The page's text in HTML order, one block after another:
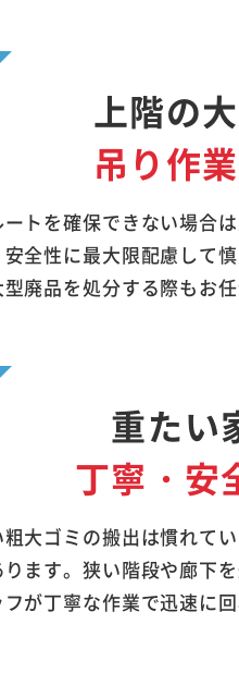
上階の
吊り作
トを確保できない場合
安全性に最大限配慮して
廃品を処分する際もお任
重たい
丁寧・安
粗大ゴミの搬出は慣れて
ます。狭い階段や廊下
が丁寧な作業で迅速に回